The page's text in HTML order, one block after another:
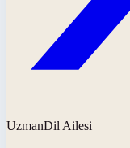
UzmanDil Ailesi